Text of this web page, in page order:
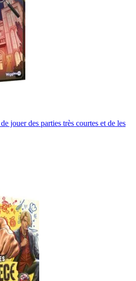
jouer des parties très courtes et de les